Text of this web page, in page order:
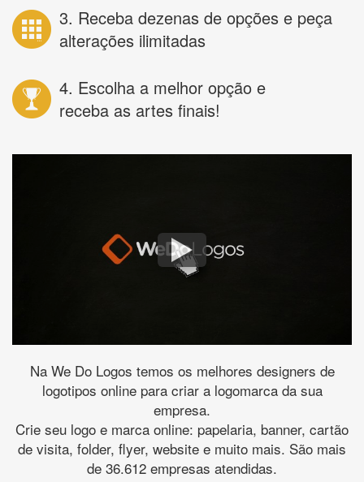
3. Receba dezenas de opções e peça
alterações ilimitadas
4. Escolha a melhor opção e
receba as artes finais!
Na We Do Logos temos os melhores designers de
logotipos online para criar a logomarca da sua
empresa.
Crie seu logo e marca online: papelaria, banner, cartão
de visita, folder, flyer, website e muito mais. São mais
de 36.612 empresas atendidas.